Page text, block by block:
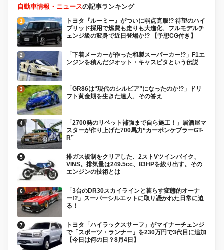
自動車情報・ニュースの記事ランキング
トヨタ『ルーミー』がついに弱点克服!? 待望のハイ
ブリッド採用で燃費も走りも大進化、フルモデルチ
ェンジ級の変身で近日登場か!? 【予想CG付き】
「下着メーカーが作った和製スーパーカー!?」F1エ
ンジンを積んだジオット・キャスピタという伝説
「GR86は“現代のシルビア”になったのか!?」ドリ
フト黄金期を生きた達人、その答え
「2700発のリベット補強まで自ら施工！」居酒屋マ
スターが作り上げた700馬力“カーボンケブラーGT-
R”
排ガス規制をクリアした、2ストVツインバイク、
VINS。排気量は249.5cc、83HPを絞り出す。その
エンジンの技術とは
「3台のDR30スカイラインと暮らす変態的オーナ
ー!?」スーパーシルエットに取り憑かれた日常に迫
る！
トヨタ「ハイラックスサーフ」がマイナーチェンジ
で「スポーツ・ランナー」を230万円で3代目に追加
【今日は何の日？8月4日】